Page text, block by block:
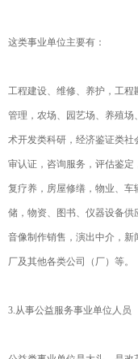
这类事业单位主要有：
工程建设、维修、养护，工
管理，农场、园艺场、养殖
术开发类科研，经济鉴证类
审认证，咨询服务，评估鉴
复疗养，房屋修缮，物业、
储，物资、图书、仪器设备
音像制作销售，演出中介，
厂及其他各类公司（厂）等。
3.从事公益服务事业单位人员